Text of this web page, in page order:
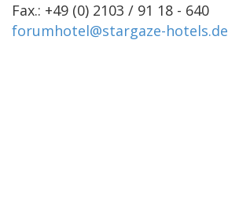
Fax.: +49 (0) 2103 / 91 18 - 640
forumhotel@stargaze-hotels.de